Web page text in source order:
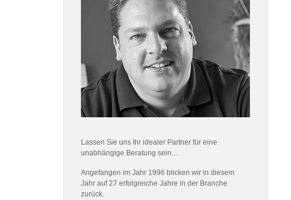
Lassen Sie uns Ihr idealer Partner für eine
unabhängige Beratung sein…
Angefangen im Jahr 1996 blicken wir in diesem
Jahr auf 27 erfolgreiche Jahre in der Branche
zurück.